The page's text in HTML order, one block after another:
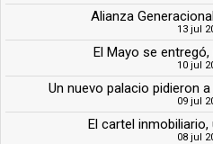
Alianza
13 jul
El Mayo se
10 jul
Un nuevo palacio pidieron
09 jul
El cartel inmobiliario,
08 jul